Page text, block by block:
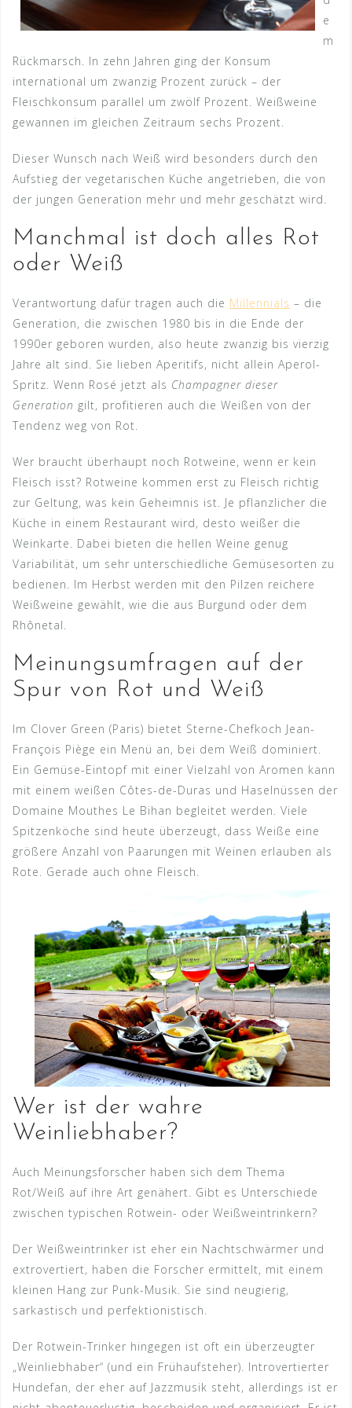
e
m
Rückmarsch. In zehn Jahren ging der Konsum
international um zwanzig Prozent zurück – der
Fleischkonsum parallel um zwölf Prozent. Weißweine
gewannen im gleichen Zeitraum sechs Prozent.
Dieser Wunsch nach Weiß wird besonders durch den
Aufstieg der vegetarischen Küche angetrieben, die von
der jungen Generation mehr und mehr geschätzt wird.
Manchmal ist doch alles Rot
oder Weiß
Verantwortung dafür tragen auch die Millennials – die
Generation, die zwischen 1980 bis in die Ende der
1990er geboren wurden, also heute zwanzig bis vierzig
Jahre alt sind. Sie lieben Aperitifs, nicht allein Aperol-
Spritz. Wenn Rosé jetzt als Champagner dieser
Generation gilt, profitieren auch die Weißen von der
Tendenz weg von Rot.
Wer braucht überhaupt noch Rotweine, wenn er kein
Fleisch isst? Rotweine kommen erst zu Fleisch richtig
zur Geltung, was kein Geheimnis ist. Je pflanzlicher die
Küche in einem Restaurant wird, desto weißer die
Weinkarte. Dabei bieten die hellen Weine genug
Variabilität, um sehr unterschiedliche Gemüsesorten zu
bedienen. Im Herbst werden mit den Pilzen reichere
Weißweine gewählt, wie die aus Burgund oder dem
Rhônetal.
Meinungsumfragen auf der
Spur von Rot und Weiß
Im Clover Green (Paris) bietet Sterne-Chefkoch Jean-
François Piège ein Menü an, bei dem Weiß dominiert.
Ein Gemüse-Eintopf mit einer Vielzahl von Aromen kann
mit einem weißen Côtes-de-Duras und Haselnüssen der
Domaine Mouthes Le Bihan begleitet werden. Viele
Spitzenköche sind heute überzeugt, dass Weiße eine
größere Anzahl von Paarungen mit Weinen erlauben als
Rote. Gerade auch ohne Fleisch.
Wer ist der wahre
Weinliebhaber?
Auch Meinungsforscher haben sich dem Thema
Rot/Weiß auf ihre Art genähert. Gibt es Unterschiede
zwischen typischen Rotwein- oder Weißweintrinkern?
Der Weißweintrinker ist eher ein Nachtschwärmer und
extrovertiert, haben die Forscher ermittelt, mit einem
kleinen Hang zur Punk-Musik. Sie sind neugierig,
sarkastisch und perfektionistisch.
Der Rotwein-Trinker hingegen ist oft ein überzeugter
„Weinliebhaber“ (und ein Frühaufsteher). Introvertierter
Hundefan, der eher auf Jazzmusik steht, allerdings ist er